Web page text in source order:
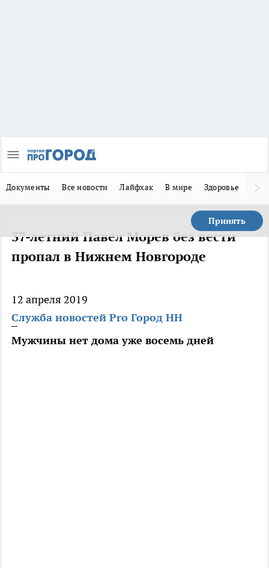
Документы Все новости Лайфхак В мире Здоровье
Принять
37-летний Павел Морев без вести
пропал в Нижнем Новгороде
12 апреля 2019
Служба новостей Pro Город НН
Мужчины нет дома уже восемь дней